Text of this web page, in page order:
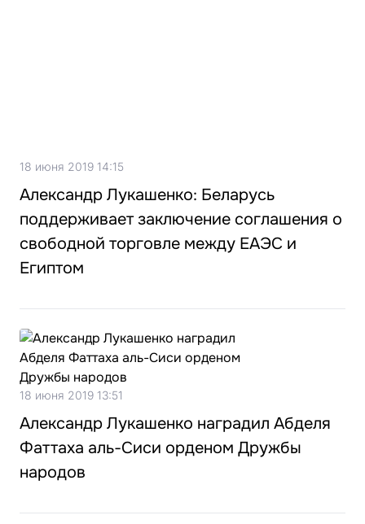
18 июня 2019 14:15
Александр Лукашенко: Беларусь
поддерживает заключение соглашения о
свободной торговле между ЕАЭС и
Египтом
18 июня 2019 13:51
Александр Лукашенко наградил Абделя
Фаттаха аль-Сиси орденом Дружбы
народов